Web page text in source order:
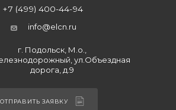
+7 (499) 400-44-94
info@elcn.ru
г. Подольск, М.о.,
ул.Объездная
дорога, д.9
ОТПРАВИТЬ ЗАЯВКУ